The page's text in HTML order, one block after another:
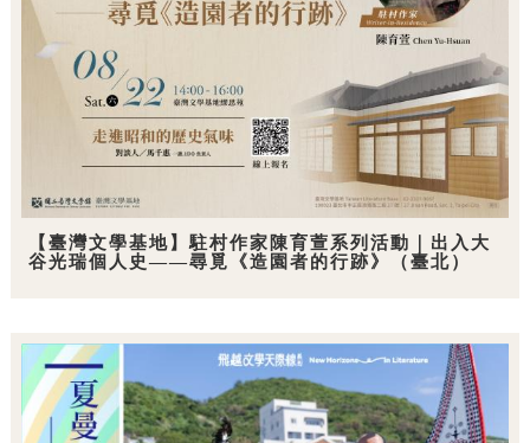
【臺灣文學基地】駐村作家陳育萱系列活動｜出入大
谷光瑞個人史——尋覓《造園者的行跡》（臺北）